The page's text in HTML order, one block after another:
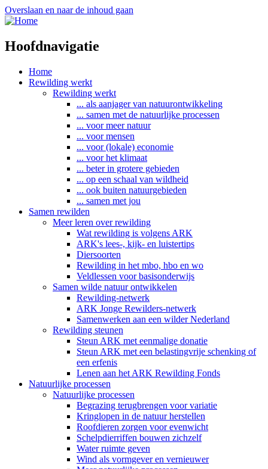
Overslaan en naar de inhoud gaan
Hoofdnavigatie
Home
Rewilding werkt
Rewilding werkt
... als aanjager van natuurontwikkeling
... samen met de natuurlijke processen
... voor meer natuur
... voor mensen
... voor (lokale) economie
... voor het klimaat
... beter in grotere gebieden
... op een schaal van wildheid
... ook buiten natuurgebieden
... samen met jou
Samen rewilden
Meer leren over rewilding
Wat rewilding is volgens ARK
ARK's lees-, kijk- en luistertips
Diersoorten
Rewilding in het mbo, hbo en wo
Veldlessen voor basisonderwijs
Samen wilde natuur ontwikkelen
Rewilding-netwerk
ARK Jonge Rewilders-netwerk
Samenwerken aan een wilder Nederland
Rewilding steunen
Steun ARK met eenmalige donatie
Steun ARK met een belastingvrije schenking of
een erfenis
Lenen aan het ARK Rewilding Fonds
Natuurlijke processen
Natuurlijke processen
Begrazing terugbrengen voor variatie
Kringlopen in de natuur herstellen
Roofdieren zorgen voor evenwicht
Schelpdierriffen bouwen zichzelf
Water ruimte geven
Wind als vormgever en vernieuwer